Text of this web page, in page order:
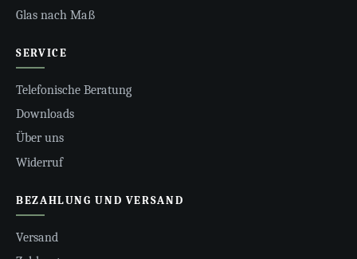
Glas nach Maß
SERVICE
Telefonische Beratung
Downloads
Über uns
Widerruf
BEZAHLUNG UND VERSAND
Versand